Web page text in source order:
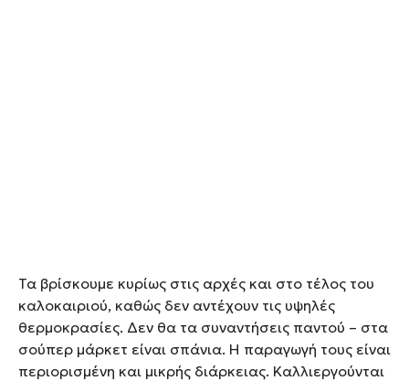
Τα βρίσκουμε κυρίως στις αρχές και στο τέλος του
καλοκαιριού, καθώς δεν αντέχουν τις υψηλές
θερμοκρασίες. Δεν θα τα συναντήσεις παντού – στα
σούπερ μάρκετ είναι σπάνια. Η παραγωγή τους είναι
περιορισμένη και μικρής διάρκειας. Καλλιεργούνται